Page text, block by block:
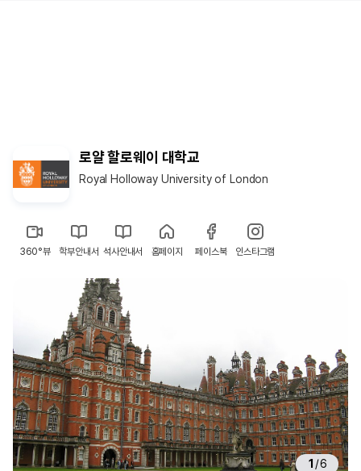
로얄 할로웨이 대학교
Royal Holloway University of London
360°뷰 학부안내서 석사안내서 홈페이지 페이스북 인스타그램
1 /6